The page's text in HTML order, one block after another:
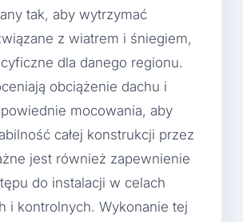
tak, aby wytrzymać
z wiatrem i śniegiem,
dla danego regionu.
obciążenie dachu i
mocowania, aby
całej konstrukcji przez
jest również zapewnienie
do instalacji w celach
i kontrolnych. Wykonanie tej